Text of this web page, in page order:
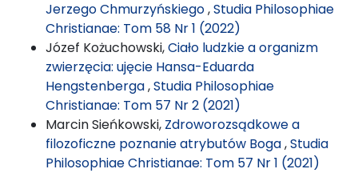
Jerzego Chmurzyńskiego,Studia Philosophiae
Christianae: Tom 58 Nr 1 (2022)
Józef Kożuchowski,Ciało ludzkie a organizm
zwierzęcia: ujęcie Hansa-Eduarda
Hengstenberga,Studia Philosophiae
Christianae: Tom 57 Nr 2 (2021)
Marcin Sieńkowski, Zdroworozsądkowe a
filozoficzne poznanie atrybutów Boga,Studia
Philosophiae Christianae: Tom 57 Nr 1 (2021)